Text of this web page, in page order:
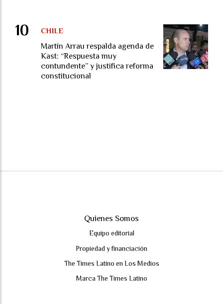
Martín Arrau respalda agenda de
Kast: “Respuesta muy
contundente” y justifica reforma
constitucional
CHILE
Quienes Somos
Equipo editorial
Propiedad y financiación
The Times Latino en Los Medios
Marca The Times Latino